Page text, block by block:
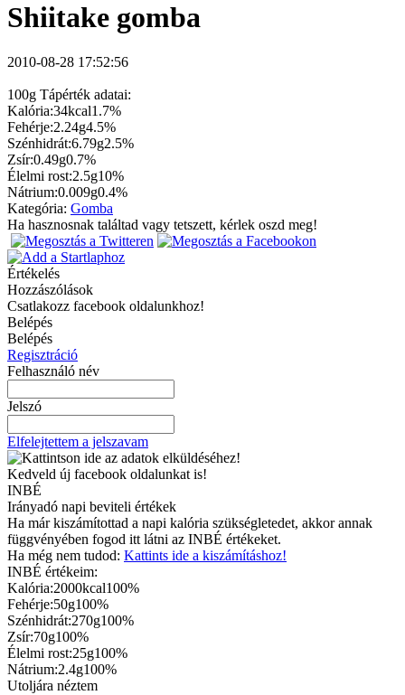
Shiitake gomba
2010-08-28 17:52:56
100g Tápérték adatai:
Kalória:34kcal1.7%
Fehérje:2.24g4.5%
Szénhidrát:6.79g2.5%
Zsír:0.49g0.7%
Élelmi rost:2.5g10%
Nátrium:0.009g0.4%
Kategória: Gomba
Ha hasznosnak találtad vagy tetszett, kérlek oszd meg!
Értékelés
Hozzászólások
Csatlakozz facebook oldalunkhoz!
Belépés
Belépés
Regisztráció
Felhasználó név
Jelszó
Elfelejtettem a jelszavam
Kedveld új facebook oldalunkat is!
INBÉ
Irányadó napi beviteli értékek
Ha már kiszámítottad a napi kalória szükségletedet, akkor annak
függvényében fogod itt látni az INBÉ értékeket.
Ha még nem tudod: Kattints ide a kiszámításhoz!
INBÉ értékeim:
Kalória:2000kcal100%
Fehérje:50g100%
Szénhidrát:270g100%
Zsír:70g100%
Élelmi rost:25g100%
Nátrium:2.4g100%
Utoljára néztem